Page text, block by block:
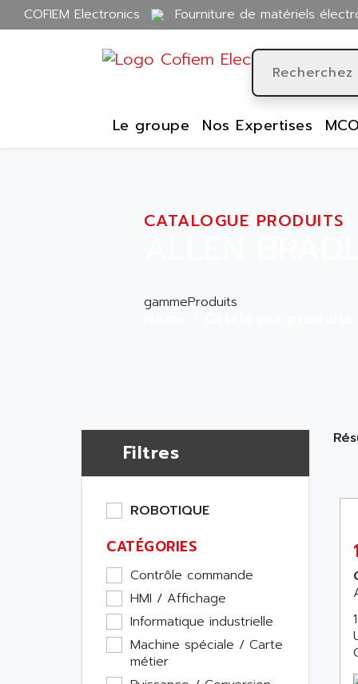
COFIEM Electronics Fourniture de matériels
Le groupe Nos Expertises
CATALOGUE PRODUITS
gammeProduits
Filtres
ROBOTIQUE
CATÉGORIES
Contrôle commande
HMI / Affichage
Informatique industrielle
Machine spéciale / Carte
métier